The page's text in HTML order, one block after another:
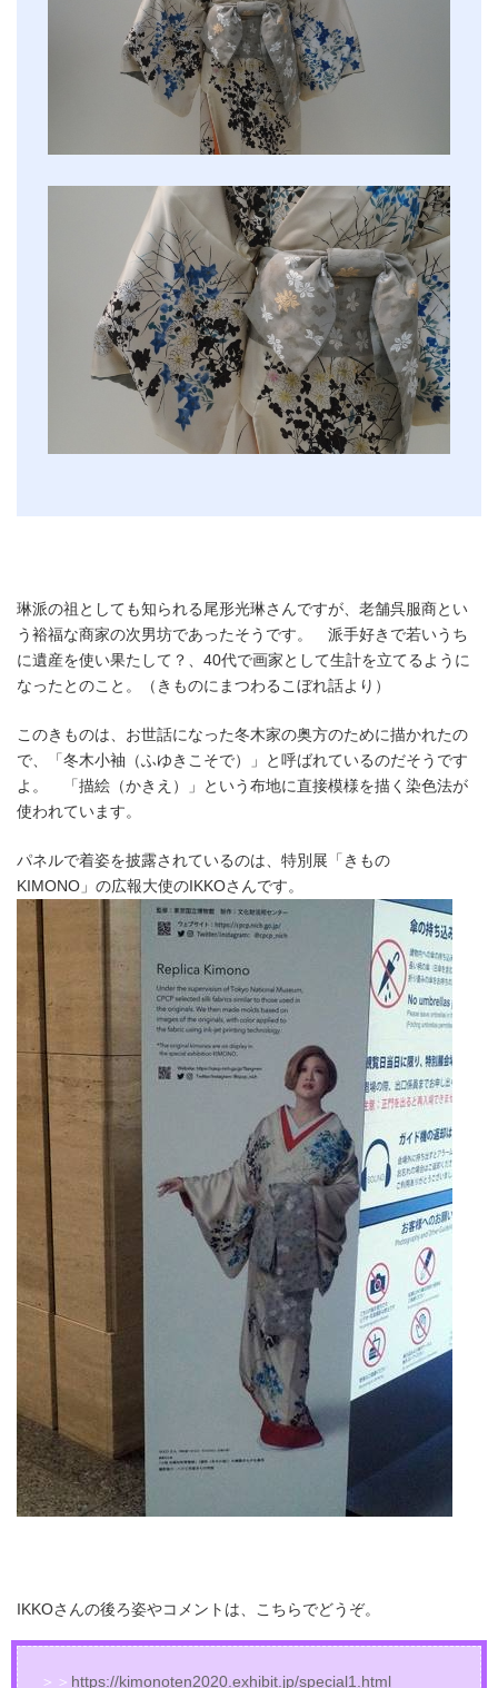
琳派の祖としても知られる尾形光琳さんですが、老舗呉服商とい
う裕福な商家の次男坊であったそうです。 派手好きで若いうち
に遺産を使い果たして？、40代で画家として生計を立てるように
なったとのこと。（きものにまつわるこぼれ話より）
このきものは、お世話になった冬木家の奥方のために描かれたの
で、「冬木小袖（ふゆきこそで）」と呼ばれているのだそうです
よ。 「描絵（かきえ）」という布地に直接模様を描く染色法が
使われています。
パネルで着姿を披露されているのは、特別展「きもの
KIMONO」の広報大使のIKKOさんです。
IKKOさんの後ろ姿やコメントは、こちらでどうぞ。
＞＞ https://kimonoten2020.exhibit.jp/special1.html